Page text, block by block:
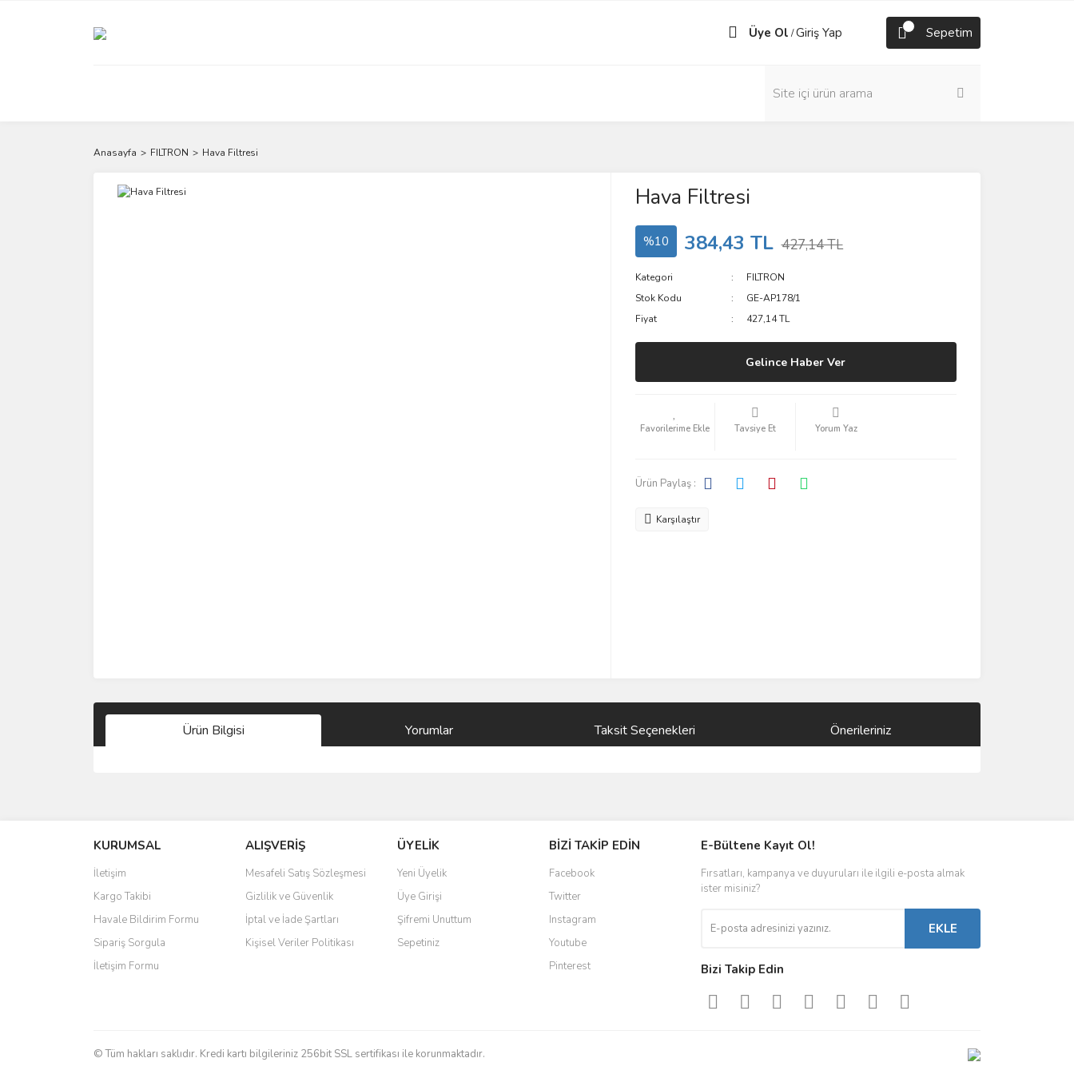
Üye Ol /Giriş Yap Sepetim
Anasayfa FILTRON Hava Filtresi
Hava Filtresi
%10 384,43 TL 427,14 TL
Kategori
FILTRON
Stok Kodu
GE-AP178/1
Fiyat
427,14 TL
Gelince Haber Ver
Tavsiye Et Yorum Yaz
Ürün Paylaş :
Karşılaştır
Ürün Bilgisi Yorumlar Taksit Seçenekleri Önerileriniz
Ürün resmi kalitesiz, bozuk veya görüntülenemiyor.
Ürün açıklamasında eksik bilgiler bulunuyor.
Ürün bilgilerinde hatalar bulunuyor.
Ürün fiyatı diğer sitelerden daha pahalı.
Bu ürüne benzer farklı alternatifler olmalı.
KURUMSAL
İletişim
Kargo Takibi
Havale Bildirim Formu
Sipariş Sorgula
İletişim Formu
ALIŞVERİŞ
Mesafeli Satış Sözleşmesi
Gizlilik ve Güvenlik
İptal ve İade Şartları
Kişisel Veriler Politikası
ÜYELİK
Yeni Üyelik
Üye Girişi
Şifremi Unuttum
Sepetiniz
BİZİ TAKİP EDİN
Facebook
Twitter
Instagram
Youtube
Pinterest
E-Bültene Kayıt Ol!
Fırsatları, kampanya ve duyuruları ile ilgili e-posta almak
ister misiniz?
EKLE
Bizi Takip Edin
© Tüm hakları saklıdır. Kredi kartı bilgileriniz 256bit SSL sertifikası ile korunmaktadır.